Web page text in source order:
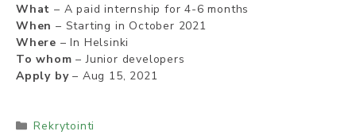
What – A paid internship for 4-6 months
When – Starting in October 2021
Where – In Helsinki
To whom – Junior developers
Apply by– Aug 15, 2021
Kategoriat
Rekrytointi